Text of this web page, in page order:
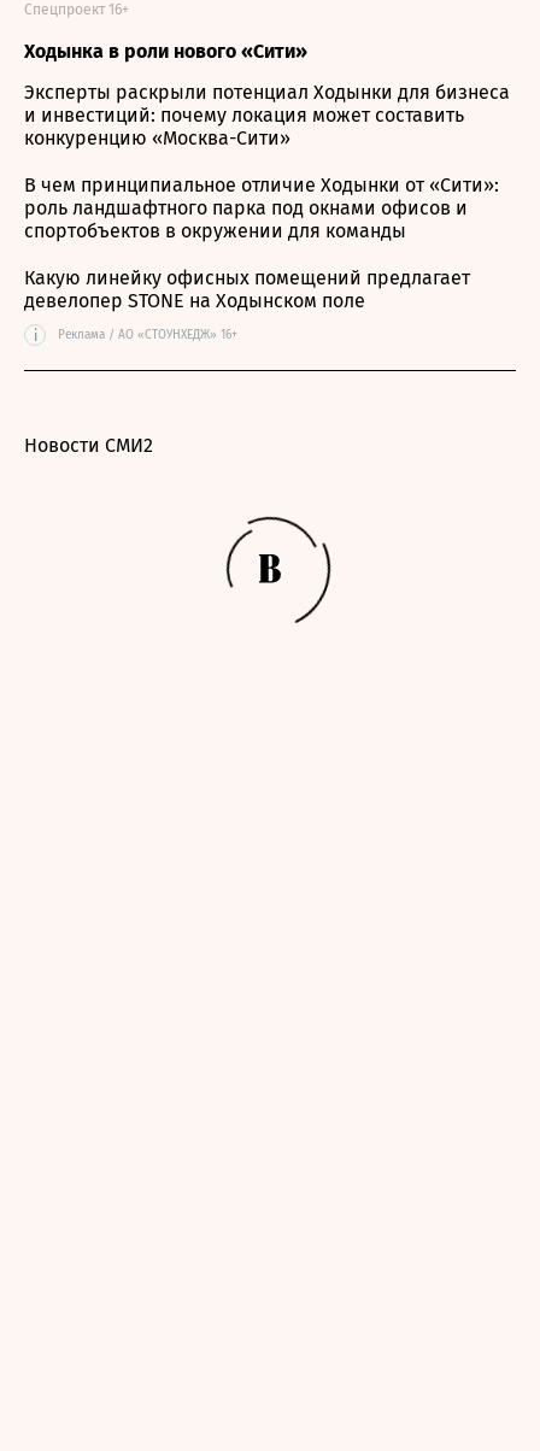
Ходынка в роли нового «Сити»
Спецпроект 16+
Эксперты раскрыли потенциал Ходынки для бизнеса
и инвестиций: почему локация может составить
конкуренцию «Москва-Сити»
В чем принципиальное отличие Ходынки от «Сити»:
роль ландшафтного парка под окнами офисов и
спортобъектов в окружении для команды
Какую линейку офисных помещений предлагает
девелопер STONE на Ходынском поле
i Реклама / АО «СТОУНХЕДЖ» 16+
Новости СМИ2